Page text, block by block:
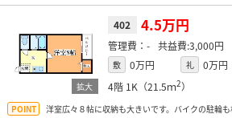
402 4.5万円
- 3,000円
敷 0万円 礼
0万円
4階 1K（21.5ｍ2）
洋室広々８帖に収納も大きいです。バイクの駐輪